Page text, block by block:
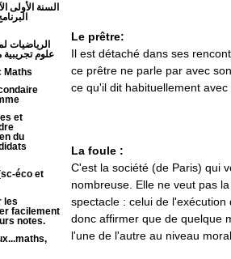
السنة الأولى
الرياضيات
علوم
Maths
et
du
éco et
les
facilement
notes.
Le prêtre:
Il est détaché dans ses
ce prêtre ne parle par avec
ce qu'il dit habituellement
La foule :
C'est la société (de Paris) qui
nombreuse. Elle ne veut pas
spectacle : celui de
donc affirmer que de quelque
l'une de l'autre au niveau